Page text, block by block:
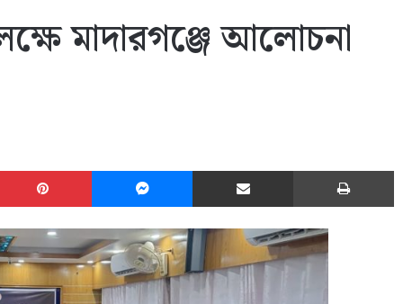
মাদারগঞ্জে আলোচনা
Pinterest Messenger Share via Email Print